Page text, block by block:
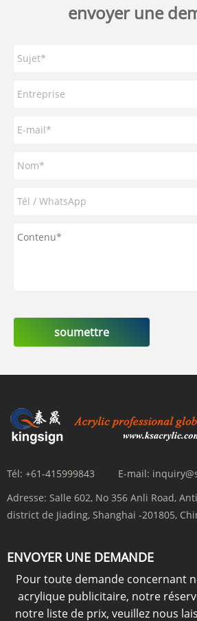
envoyer une
soumettre
Tél: +61-415999843 E-mail:
Adresse: Salle 602, No 356 Anli Road,
district de Jiading, Shanghai -201805,
ENVOYER UNE DEMANDE
Pour toute demande concernant
acrylique publicitaire, notre
notre liste de prix, veuillez nous